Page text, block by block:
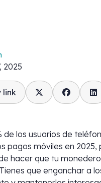
2025
link
de los usuarios de
pagos móviles en
hacer que tu
que enganchar a